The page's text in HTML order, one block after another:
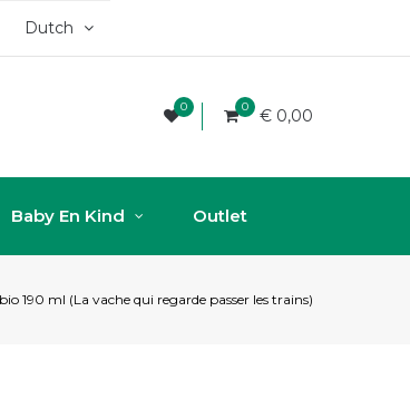
Dutch
0 0 € 0,00
Baby En Kind Outlet
190 ml (La vache qui regarde passer les trains)